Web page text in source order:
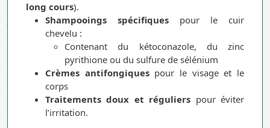
long cours).
Shampooings spécifiques pour le cuir
chevelu :
Contenant du kétoconazole, du zinc
pyrithione ou du sulfure de sélénium
Crèmes antifongiques pour le visage et le
corps
Traitements doux et réguliers pour éviter
l’irritation.